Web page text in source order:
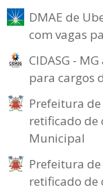
DMAE de
com vagas
CIDASG -
para cargos
Prefeitura
retificado de
Municipal
Prefeitura
retificado de